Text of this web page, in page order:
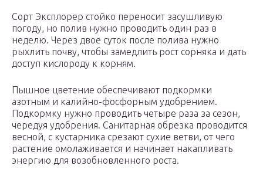
Сорт Эксплорер стойко переносит засушливую
погоду, но полив нужно проводить один раз в
неделю. Через двое суток после полива нужно
рыхлить почву, чтобы замедлить рост сорняка и дать
доступ кислороду к корням.
Пышное цветение обеспечивают подкормки
азотным и калийно-фосфорным удобрением.
Подкормку нужно проводить четыре раза за сезон,
чередуя удобрения. Санитарная обрезка проводится
весной, с кустарника срезают сухие ветви, от чего
растение омолаживается и начинает накапливать
энергию для возобновленного роста.